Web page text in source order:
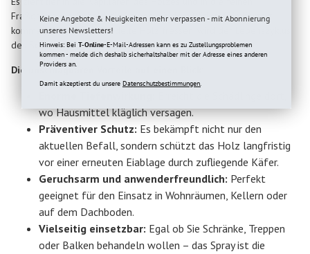
Fraßgänge ein. Sobald die Larven mit dem Wirkstoff in Kontakt
kommen oder das behandelte Holz fressen, wird der Lebenszyklus
des Schädlings unterbrochen.
Die unschlagbaren Vorteile auf einen Blick:
wo Hausmittel kläglich versagen.
Präventiver Schutz: Es bekämpft nicht nur den
aktuellen Befall, sondern schützt das Holz langfristig
vor einer erneuten Eiablage durch zufliegende Käfer.
Geruchsarm und anwenderfreundlich: Perfekt
geeignet für den Einsatz in Wohnräumen, Kellern oder
auf dem Dachboden.
Vielseitig einsetzbar: Egal ob Sie Schränke, Treppen
oder Balken behandeln wollen – das Spray ist die
Keine Angebote & Neuigkeiten mehr verpassen - mit Abonnierung
unseres Newsletters!
Hinweis: Bei T-Online-E-Mail-Adressen kann es zu Zustellungsproblemen
kommen - melde dich deshalb sicherhaltshalber mit der Adresse eines anderen
Providers an.
Damit akzeptierst du unsere Datenschutzbestimmungen.